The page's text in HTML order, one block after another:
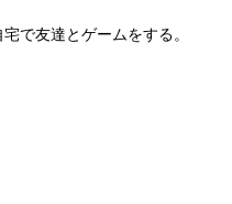
で友達とゲームをする。